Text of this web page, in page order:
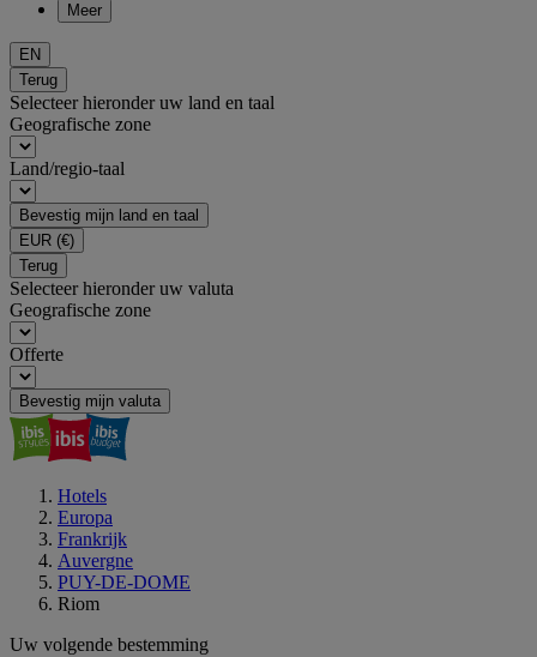
Meer
EN
Terug
Selecteer hieronder uw land en taal
Geografische zone
Land/regio-taal
Bevestig mijn land en taal
EUR (€)
Terug
Selecteer hieronder uw valuta
Geografische zone
Offerte
Bevestig mijn valuta
Hotels
Europa
Frankrijk
Auvergne
PUY-DE-DOME
Riom
Uw volgende bestemming